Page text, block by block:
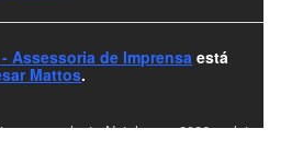
Assessoria de Imprensa está
Mattos.
um excelente Natal e um 2026 repleto